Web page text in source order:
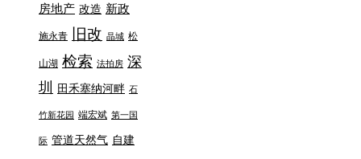
房地产 改造 新政
施永青 旧改 晶城 松
山湖 检索 法拍房 深
圳
田禾塞纳河畔 石
竹新花园 端宏斌 第一国
际 管道天然气 自建